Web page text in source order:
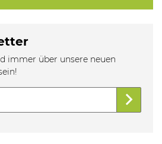
immer über unsere neuen